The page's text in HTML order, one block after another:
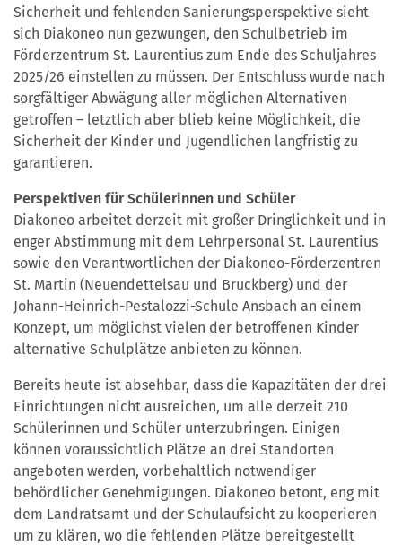
Sicherheit und fehlenden Sanierungsperspektive sieht
sich Diakoneo nun gezwungen, den Schulbetrieb im
Förderzentrum St. Laurentius zum Ende des Schuljahres
2025/26 einstellen zu müssen. Der Entschluss wurde nach
sorgfältiger Abwägung aller möglichen Alternativen
getroffen – letztlich aber blieb keine Möglichkeit, die
Sicherheit der Kinder und Jugendlichen langfristig zu
garantieren.
Perspektiven für Schülerinnen und Schüler
Diakoneo arbeitet derzeit mit großer Dringlichkeit und in
enger Abstimmung mit dem Lehrpersonal St. Laurentius
sowie den Verantwortlichen der Diakoneo-Förderzentren
St. Martin (Neuendettelsau und Bruckberg) und der
Johann-Heinrich-Pestalozzi-Schule Ansbach an einem
Konzept, um möglichst vielen der betroffenen Kinder
alternative Schulplätze anbieten zu können.
Bereits heute ist absehbar, dass die Kapazitäten der drei
Einrichtungen nicht ausreichen, um alle derzeit 210
Schülerinnen und Schüler unterzubringen. Einigen
können voraussichtlich Plätze an drei Standorten
angeboten werden, vorbehaltlich notwendiger
behördlicher Genehmigungen. Diakoneo betont, eng mit
dem Landratsamt und der Schulaufsicht zu kooperieren
um zu klären, wo die fehlenden Plätze bereitgestellt